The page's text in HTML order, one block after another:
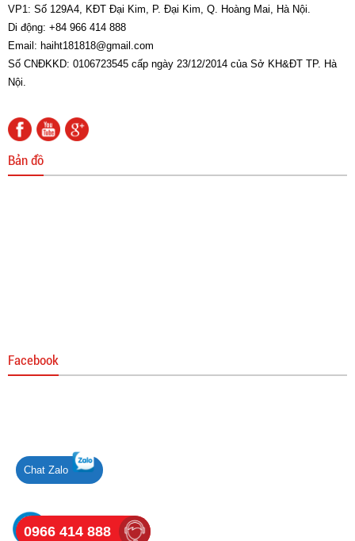
Tay cắt G01-100
VP1: Số 129A4, KĐT Đại Kim, P. Đại Kim, Q. Hoàng Mai, Hà Nội.
Di động: +84 966 414 888
Email: haiht181818@gmail.com
Số CNĐKKD: 0106723545 cấp ngày 23/12/2014 của Sở KH&ĐT TP. Hà
Nội.
Bản đồ
Facebook
Chat Zalo
0966 414 888